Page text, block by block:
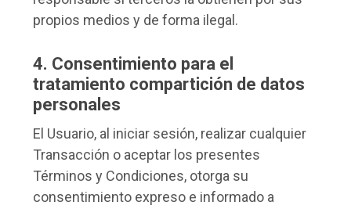
propios medios y de forma ilegal.
4. Consentimiento para el
tratamiento compartición de datos
personales
El Usuario, al iniciar sesión, realizar cualquier
Transacción o aceptar los presentes
Términos y Condiciones, otorga su
consentimiento expreso e informado a